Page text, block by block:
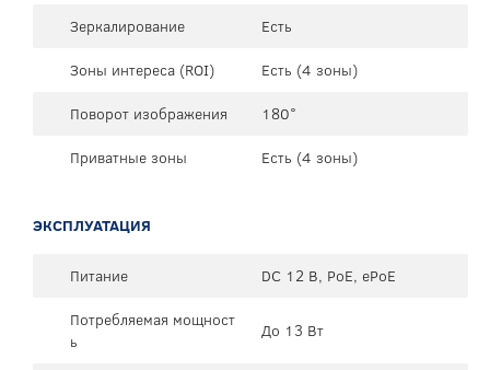
Зеркалирование
Есть
Зоны интереса (ROI)
Есть (4 зоны)
Поворот изображения
180°
Приватные зоны
Есть (4 зоны)
ЭКСПЛУАТАЦИЯ
Питание
DC 12 В, PoE, ePoE
Потребляемая мощност
ь
До 13 Вт